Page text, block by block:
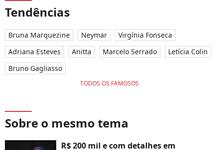
Tendências
Bruna Marquezine Neymar
Virgínia Fonseca
Adriana Esteves
Anitta Marcelo Serrado
Letícia Colin
Bruno Gagliasso
TODOS OS FAMOSOS
Sobre o mesmo tema
R$ 200 mil e com detalhes em